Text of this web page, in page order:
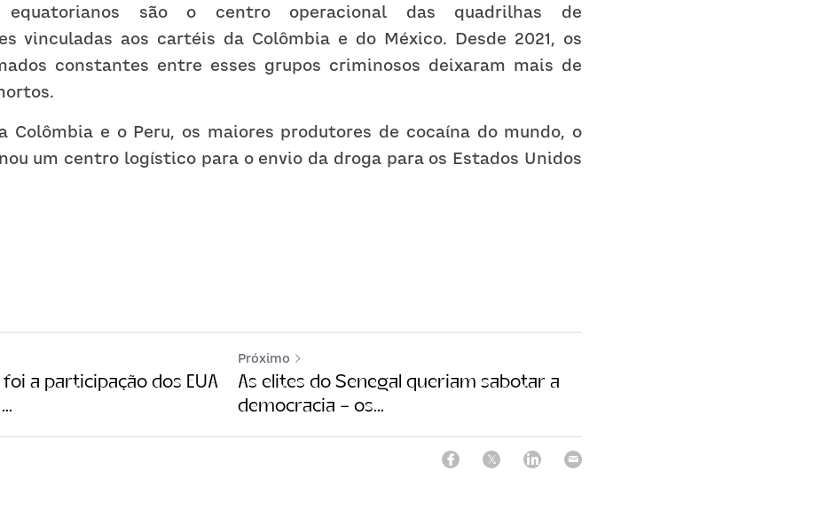
equatorianos são o centro operacional das quadrilhas de
vinculadas aos cartéis da Colômbia e do México. Desde 2021, os
constantes entre esses grupos criminosos deixaram mais de
Colômbia e o Peru, os maiores produtores de cocaína do mundo, o
um centro logístico para o envio da droga para os Estados Unidos
a participação dos EUA
Próximo
As elites do Senegal queriam sabotar a
democracia – os...